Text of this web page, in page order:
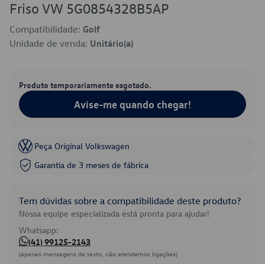
Friso VW 5G0854328B5AP
Compatibilidade: Golf
Unidade de venda: Unitário(a)
Produto temporariamente esgotado.
Avise-me quando chegar!
Peça Original Volkswagen
Garantia de 3 meses de fábrica
Tem dúvidas sobre a compatibilidade deste produto?
Nossa equipe especializada está pronta para ajudar!
Whatsapp:
(41) 99125-2143
(apenas mensagens de texto, não atendemos ligações)